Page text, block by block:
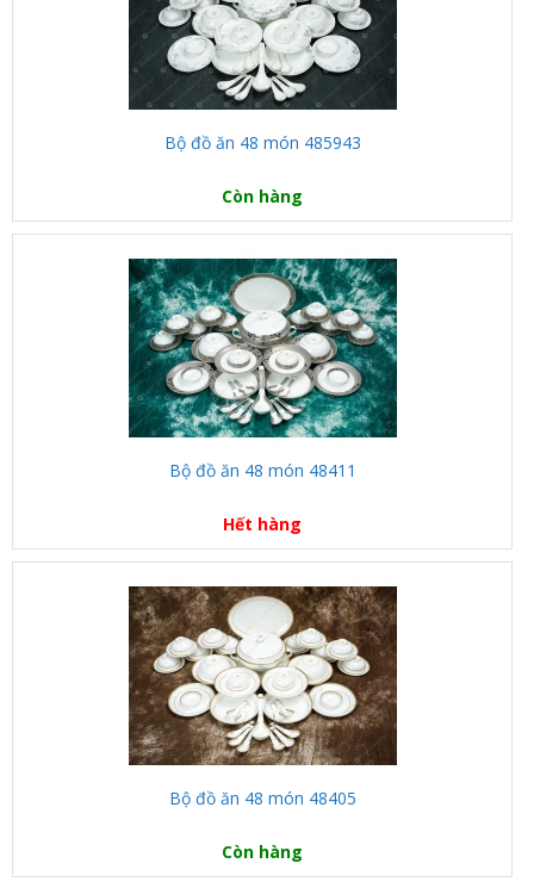
Bộ đồ ăn 48 món 485943
Còn hàng
Bộ đồ ăn 48 món 48411
Hết hàng
Bộ đồ ăn 48 món 48405
Còn hàng